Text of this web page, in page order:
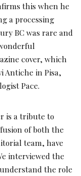
this when he
a processing
BC was rare and
cover, which
Antiche in Pisa,
Pace.
is a tribute to
of both the
team, have
interviewed the
the role